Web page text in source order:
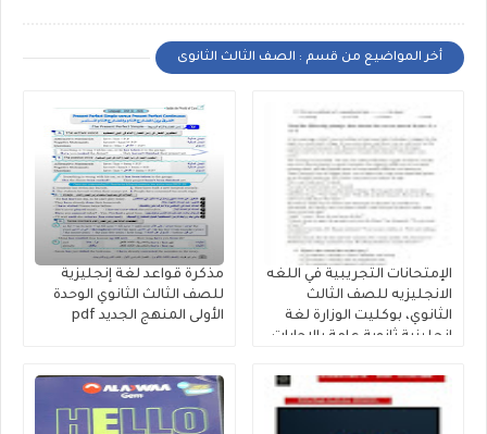
أخر المواضيع من قسم : الصف الثالث الثانوى
الإمتحانات التجريبية في اللغه
الانجليزيه للصف الثالث
الثانوي، بوكليت الوزارة لغة
إنجليزية ثانوية عامة بالإجابات
مذكرة قواعد لغة إنجليزية
للصف الثالث الثانوي الوحدة
الأولى المنهج الجديد pdf